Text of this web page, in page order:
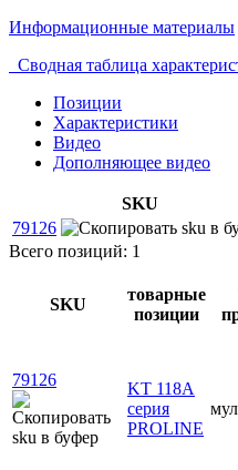
Информационные материалы
Сводная таблица
Позиции
Характеристики
Видео
Дополняющее видео
SKU
79126
Всего позиций: 1
SKU
товарные
позиции
79126
KT 118A
серия
PROLINE